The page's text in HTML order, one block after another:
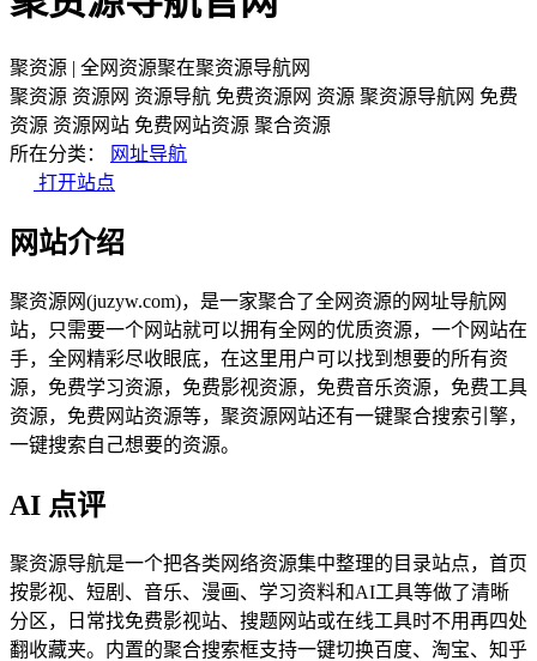
聚资源 | 全网资源聚在聚资源导航网
聚资源 资源网 资源导航 免费资源网 资源 聚资源导航网 免费
资源 资源网站 免费网站资源 聚合资源
所在分类：
网址导航
打开站点
网站介绍
聚资源网(juzyw.com)，是一家聚合了全网资源的网址导航网
站，只需要一个网站就可以拥有全网的优质资源，一个网站在
手，全网精彩尽收眼底，在这里用户可以找到想要的所有资
源，免费学习资源，免费影视资源，免费音乐资源，免费工具
资源，免费网站资源等，聚资源网站还有一键聚合搜索引擎，
一键搜索自己想要的资源。
AI 点评
聚资源导航是一个把各类网络资源集中整理的目录站点，首页
按影视、短剧、音乐、漫画、学习资料和AI工具等做了清晰
分区，日常找免费影视站、搜题网站或在线工具时不用再四处
翻收藏夹。内置的聚合搜索框支持一键切换百度、淘宝、知乎